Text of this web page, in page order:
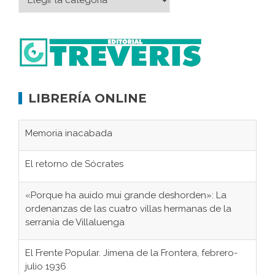
LIBRERÍA ONLINE
Memoria inacabada
El retorno de Sócrates
«Porque ha auido mui grande deshorden»: La
ordenanzas de las cuatro villas hermanas de la
serranía de Villaluenga
El Frente Popular. Jimena de la Frontera, febrero-
julio 1936